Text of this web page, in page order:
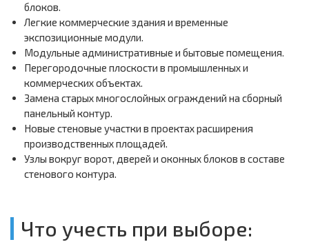
блоков.
Легкие коммерческие здания и временные
экспозиционные модули.
Модульные административные и бытовые помещения.
Перегородочные плоскости в промышленных и
коммерческих объектах.
Замена старых многослойных ограждений на сборный
панельный контур.
Новые стеновые участки в проектах расширения
производственных площадей.
Узлы вокруг ворот, дверей и оконных блоков в составе
стенового контура.
Что учесть при выборе: